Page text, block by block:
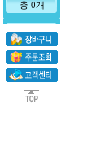
총 0개